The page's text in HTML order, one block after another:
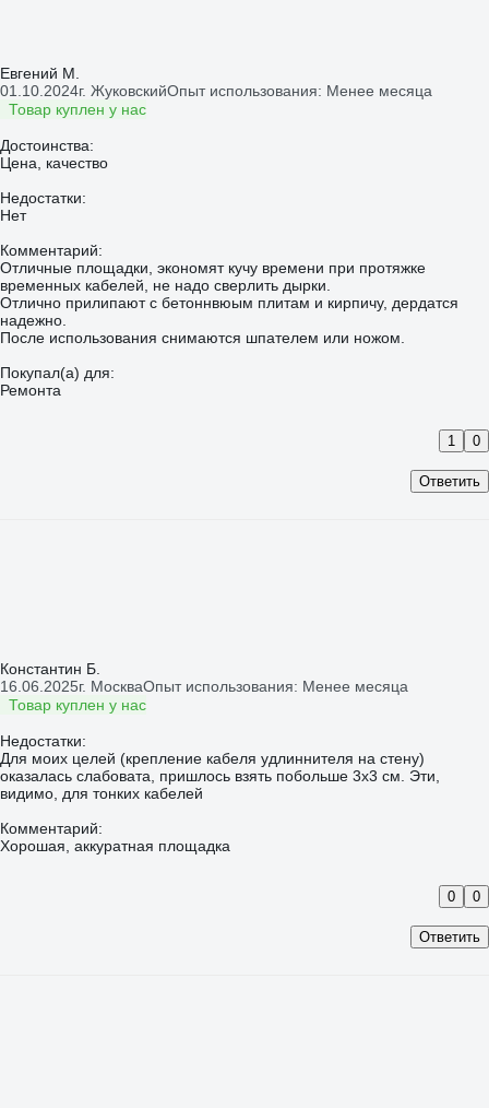
Евгений М.
01.10.2024г. ЖуковскийОпыт использования: Менее месяца
Товар куплен у нас
Достоинства:
Цена, качество
Недостатки:
Нет
Комментарий:
Отличные площадки, экономят кучу времени при протяжке
временных кабелей, не надо сверлить дырки.
Отлично прилипают с бетоннвюым плитам и кирпичу, дердатся
надежно.
После использования снимаются шпателем или ножом.
Покупал(а) для:
Ремонта
Ответить
1 0
Константин Б.
16.06.2025г. МоскваОпыт использования: Менее месяца
Товар куплен у нас
Недостатки:
Для моих целей (крепление кабеля удлиннителя на стену)
оказалась слабовата, пришлось взять побольше 3х3 см. Эти,
видимо, для тонких кабелей
Комментарий:
Хорошая, аккуратная площадка
Ответить
0 0